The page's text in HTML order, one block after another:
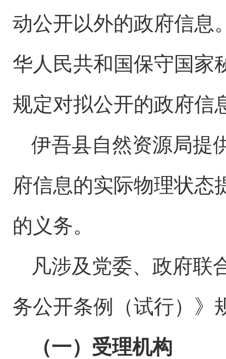
动公开以外的政府信息
华人民共和国保守国家
规定对拟公开的政府信
伊吾县自然资源局提
府信息的实际物理状态
的义务。
凡涉及党委、政府联
务公开条例（试行）》
（一）受理机构